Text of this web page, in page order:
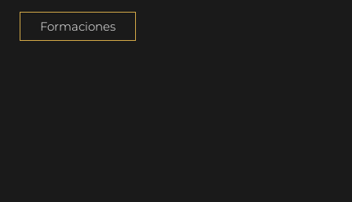
Formaciones